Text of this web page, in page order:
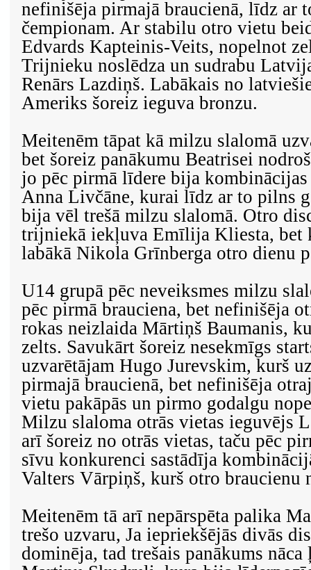
nefinišēja pirmajā braucienā, līdz ar
čempionam. Ar stabilu otro vietu
Edvards Kapteinis-Veits, nopelnot
Trijnieku noslēdza un sudrabu
Renārs Lazdiņš. Labākais no
Ameriks šoreiz ieguva bronzu.
Meitenēm tāpat kā milzu slalomā
bet šoreiz panākumu Beatrisei
jo pēc pirmā līdere bija
Anna Livčāne, kurai līdz ar to pilns
bija vēl trešā milzu slalomā. Otro
trijniekā iekļuva Emīlija Kliesta, bet
labākā Nikola Grīnberga otro dienu
U14 grupā pēc neveiksmes milzu
pēc pirmā brauciena, bet nefinišēja
rokas neizlaida Mārtiņš Baumanis,
zelts. Savukārt šoreiz nesekmīgs
uzvarētājam Hugo Jurevskim, kurš
pirmajā braucienā, bet nefinišēja
vietu pakāpās un pirmo godalgu
Milzu slaloma otrās vietas ieguvējs
arī šoreiz no otrās vietas, taču pēc
sīvu konkurenci sastādīja
Valters Vārpiņš, kurš otro braucienu
Meitenēm tā arī nepārspēta palika
trešo uzvaru, Ja iepriekšējās divās
dominēja, tad trešais panākums